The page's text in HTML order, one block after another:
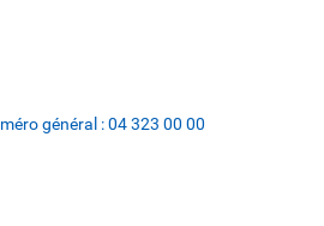
général :04 323 00 00